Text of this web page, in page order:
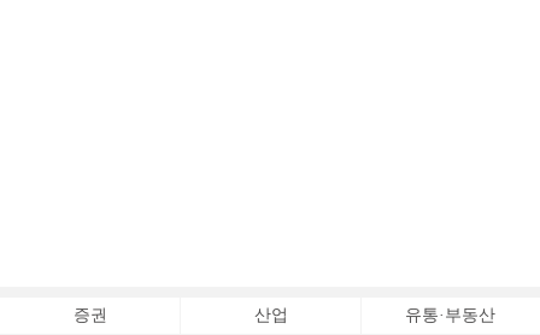
증권 산업 유통·부동산